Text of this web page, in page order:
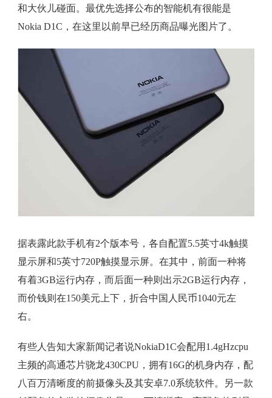
和大伙儿碰面。最优先选择公布的智能机有很能是
Nokia D1C，在这里以前早已经历商品曝光图片了。
据表露此款手机有2个版本号，各自配置5.5英寸4k触摸
显示屏和5英寸720P触摸显示屏。在其中，前面一种将
有着3GB运行内存，而后面一种则出示2GB运行内存，
而价钱则在150美元上下，折合中国人民币1040元左
右。
有些人告知大家新闻记者说NokiaD1C会配用1.4gHzcpu
主频的高通芯片骁龙430CPU，拥有16G的机身内存，配
八百万清晰度的前摄像头及其安卓7.0系统软件。另一款